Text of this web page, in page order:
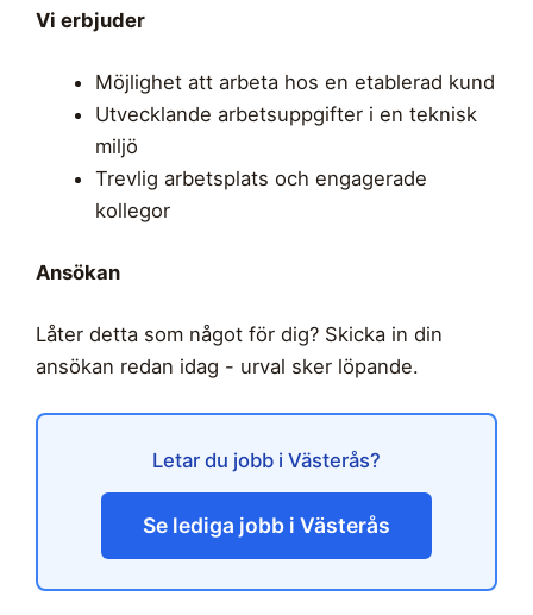
Vi erbjuder
Möjlighet att arbeta hos en etablerad kund
Utvecklande arbetsuppgifter i en teknisk
miljö
Trevlig arbetsplats och engagerade
kollegor
Ansökan
Låter detta som något för dig? Skicka in din
ansökan redan idag - urval sker löpande.
Letar du jobb i Västerås?
Se lediga jobb i Västerås